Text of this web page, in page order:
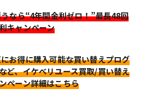
なら“4年間金利ゼロ！”最長48回
キャンペーン
お得に購入可能な買い替えプログ
ど、イケベリユース買取/買い替え
ペーン詳細はこちら